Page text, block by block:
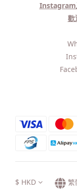
Instagram
歡
$ HKD 繁